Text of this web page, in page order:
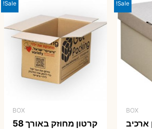
23 ₪.
Sale!
BOX
ארכיב
Sale!
BOX
קרטון מחוזק באורך 58